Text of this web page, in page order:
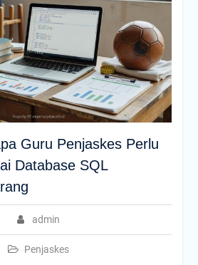
Guru Penjaskes Perlu
Database SQL
admin
Penjaskes